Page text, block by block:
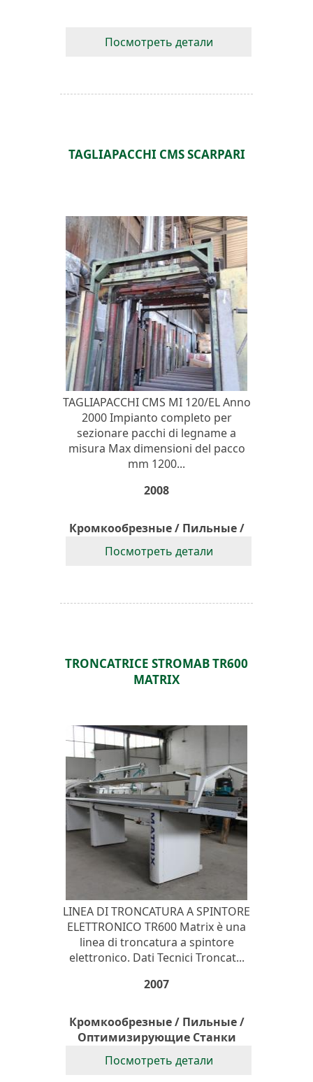
Посмотреть детали
TAGLIAPACCHI CMS SCARPARI
TAGLIAPACCHI CMS MI 120/EL Anno
2000 Impianto completo per
sezionare pacchi di legname a
misura Max dimensioni del pacco
mm 1200...
2008
Кромкообрезные / Пильные /
Оптимизирующие Станки
Посмотреть детали
TRONCATRICE STROMAB TR600
MATRIX
LINEA DI TRONCATURA A SPINTORE
ELETTRONICO TR600 Matrix è una
linea di troncatura a spintore
elettronico. Dati Tecnici Troncat...
2007
Кромкообрезные / Пильные /
Оптимизирующие Станки
Посмотреть детали